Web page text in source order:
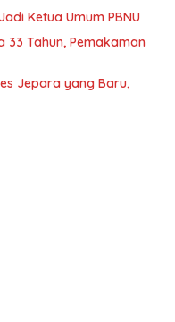
Ketua Umum PBNU
33 Tahun, Pemakaman
Jepara yang Baru,